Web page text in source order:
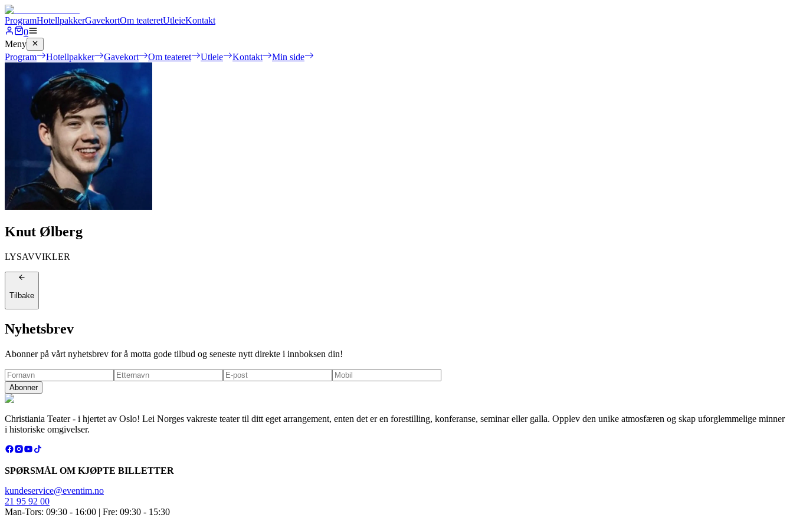
ProgramHotellpakkerGavekortOm teateretUtleieKontakt
0
Meny
Program
Hotellpakker Gavekort Om teateret Utleie Kontakt Min side
Knut Ølberg
LYSAVVIKLER
Tilbake
Nyhetsbrev
Abonner på vårt nyhetsbrev for å motta gode tilbud og seneste nytt direkte i innboksen din!
Abonner
Christiania Teater - i hjertet av Oslo! Lei Norges vakreste teater til ditt eget arrangement, enten det er en forestilling, konferanse, seminar eller galla. Opplev den unike atmosfæren og skap uforglemmelige minner
i historiske omgivelser.
SPØRSMÅL OM KJØPTE BILLETTER
kundeservice@eventim.no
21 95 92 00
Man-Tors: 09:30 - 16:00 | Fre: 09:30 - 15:30